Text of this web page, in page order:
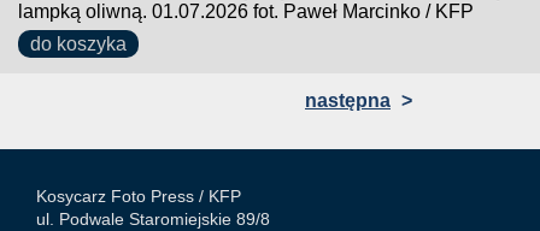
lampką oliwną. 01.07.2026 fot. Paweł Marcinko / KFP
do koszyka
następna >
Kosycarz Foto Press / KFP
ul. Podwale Staromiejskie 89/8